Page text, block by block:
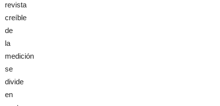
revista
creíble
de
la
medición
se
divide
en